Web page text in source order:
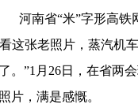
河南省“米”字形高铁
张老照片，蒸汽机
。”1月26日，在省两
片，满是感慨。